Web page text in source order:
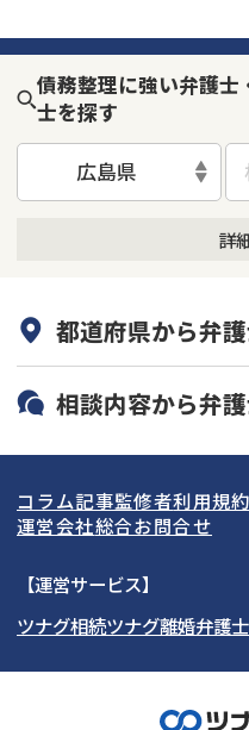
債務整理に強い弁護士
士を探す
広島県
詳
初回相談無料
都道府県から弁
北海道・東北
北海道
岩手県
秋田県
福島県
関東
東京都
埼玉県
茨城県
東海
愛知県
岐阜県
関西
大阪府
北陸・甲信越
相談内容から弁
任意整理
会社破産・法人破産
消費者金融・サラ金
コラム記事監修者利用規約
運営会社総合お問合せ
【運営サービス】
ツナグ相続ツナグ離婚弁護士